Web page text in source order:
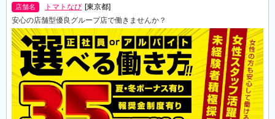
店舗名 トマトなび [東京都]
安心の店舗型優良グループ店で働きませんか？